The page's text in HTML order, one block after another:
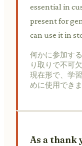
essential in
present for
can use it in
何かに参加す
り取りで不可
現在形で、学
めに使用できま
As a thank